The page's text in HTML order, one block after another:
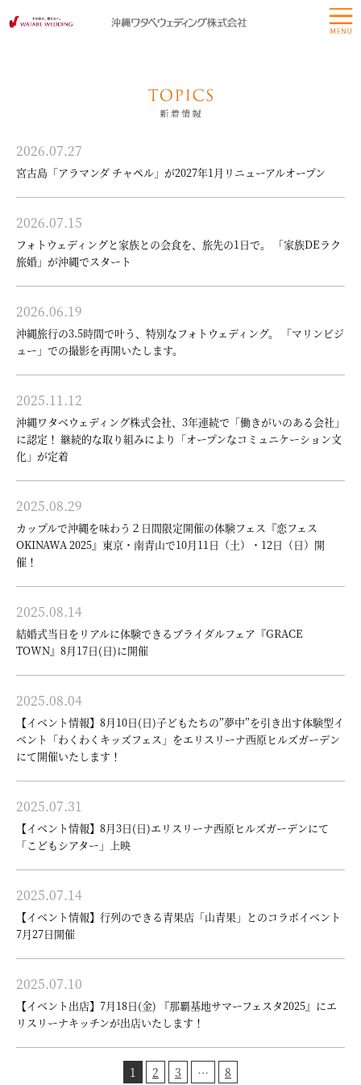
2026.07.27
宮古島「アラマンダ チャペル」が2027年1月リニューアルオープン
2026.07.15
フォトウェディングと家族との会食を、旅先の1日で。 「家族DEラク
旅婚」が沖縄でスタート
2026.06.19
沖縄旅行の3.5時間で叶う、特別なフォトウェディング。 「マリンビジ
ュー」での撮影を再開いたします。
2025.11.12
沖縄ワタベウェディング株式会社、3年連続で「働きがいのある会社」
に認定！ 継続的な取り組みにより「オープンなコミュニケーション文
化」が定着
2025.08.29
カップルで沖縄を味わう２日間限定開催の体験フェス『恋フェス
OKINAWA 2025』東京・南青山で10月11日（土）・12日（日）開
催！
2025.08.14
結婚式当日をリアルに体験できるブライダルフェア『GRACE
TOWN』8月17日(日)に開催
2025.08.04
【イベント情報】8月10日(日)子どもたちの”夢中”を引き出す体験型イ
ベント「わくわくキッズフェス」をエリスリーナ西原ヒルズガーデン
にて開催いたします！
2025.07.31
【イベント情報】8月3日(日)エリスリーナ西原ヒルズガーデンにて
「こどもシアター」上映
2025.07.14
【イベント情報】行列のできる青果店「山青果」とのコラボイベント
7月27日開催
2025.07.10
【イベント出店】7月18日(金) 『那覇基地サマーフェスタ2025』にエ
リスリーナキッチンが出店いたします！
1 2 3 … 8